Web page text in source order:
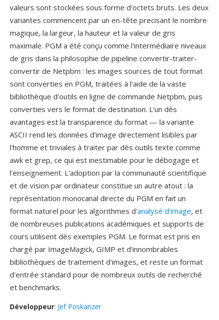
valeurs sont stockées sous forme d'octets bruts. Les deux
variantes commencent par un en-tête precisant le nombre
magique, la largeur, la hauteur et la valeur de gris
maximale. PGM a été conçu comme l'intermédiaire niveaux
de gris dans la philosophie de pipeline convertir-traiter-
convertir de Netpbm : les images sources de tout format
sont converties en PGM, traitées à l'aide de la vaste
bibliothèque d'outils en ligne de commande Netpbm, puis
converties vers le format de destination. L'un dès
avantages est la transparence du format — la variante
ASCII rend les données d'image directement lisibles par
l'homme et triviales à traiter par dès outils texte comme
awk et grep, ce qui est inestimable pour le débogage et
l'enseignement. L'adoption par la communauté scientifique
et de vision par ordinateur constitue un autre atout : la
représentation monocanal directe du PGM en fait un
format naturel pour les algorithmes d'analysé d'image, et
de nombreuses publications académiques et supports de
cours utilisent dès exemples PGM. Le format est pris en
chargé par ImageMagick, GIMP et d'innombrables
bibliothèques de traitement d'images, et reste un format
d'entrée standard pour de nombreux outils de recherché
et benchmarks.
Développeur: Jef Poskanzer